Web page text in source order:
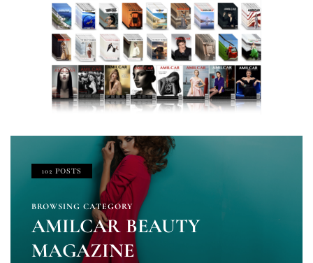
102 POSTS
BROWSING CATEGORY
AMILCAR BEAUTY
MAGAZINE